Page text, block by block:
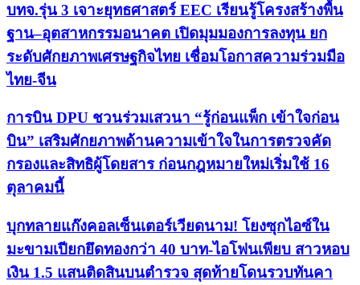
บทจ.รุ่น 3 เจาะยุทธศาสตร์ EEC เรียนรู้โครงสร้างพื้น
ฐาน–อุตสาหกรรมอนาคต เปิดมุมมองการลงทุน ยก
ระดับศักยภาพเศรษฐกิจไทย เชื่อมโอกาสความร่วมมือ
ไทย-จีน
การบิน DPU ชวนร่วมเสวนา “รู้ก่อนแพ็ก เข้าใจก่อน
บิน” เสริมศักยภาพด้านความเข้าใจในการตรวจคัด
กรองและสิทธิผู้โดยสาร ก่อนกฎหมายใหม่เริ่มใช้ 16
ตุลาคมนี้
บุกทลายแก๊งคอลเซ็นเตอร์เวียดนาม! โยงซุกไอซ์ใน
มะขามเปียกยึดทองกว่า 40 บาท-ไอโฟนเพียบ สาวหอบ
เงิน 1.5 แสนติดสินบนตำรวจ สุดท้ายโดนรวบทันคา